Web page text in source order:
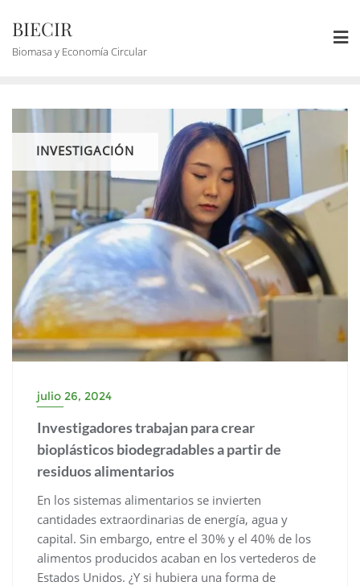
BIECIR
Biomasa y Economía Circular
INVESTIGACIÓN
julio 26, 2024
Investigadores trabajan para crear
bioplásticos biodegradables a partir de
residuos alimentarios
En los sistemas alimentarios se invierten
cantidades extraordinarias de energía, agua y
capital. Sin embargo, entre el 30% y el 40% de los
alimentos producidos acaban en los vertederos de
Estados Unidos. ¿Y si hubiera una forma de